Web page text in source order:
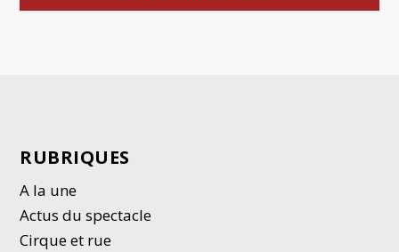
RUBRIQUES
A la une
Actus du spectacle
Cirque et rue